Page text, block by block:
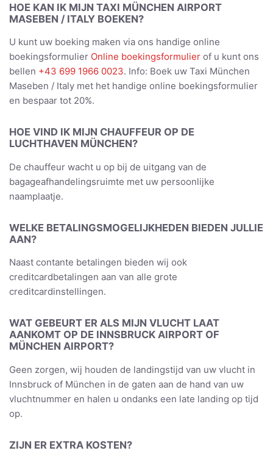
HOE KAN IK MIJN TAXI MÜNCHEN AIRPORT
MASEBEN / ITALY BOEKEN?
U kunt uw boeking maken via ons handige online
boekingsformulier Online boekingsformulier of u kunt ons
bellen +43 699 1966 0023. Info: Boek uw Taxi München
Maseben / Italy met het handige online boekingsformulier
en bespaar tot 20%.
HOE VIND IK MIJN CHAUFFEUR OP DE
LUCHTHAVEN MÜNCHEN?
De chauffeur wacht u op bij de uitgang van de
bagageafhandelingsruimte met uw persoonlijke
naamplaatje.
WELKE BETALINGSMOGELIJKHEDEN BIEDEN JULLIE
AAN?
Naast contante betalingen bieden wij ook
creditcardbetalingen aan van alle grote
creditcardinstellingen.
WAT GEBEURT ER ALS MIJN VLUCHT LAAT
AANKOMT OP DE INNSBRUCK AIRPORT OF
MÜNCHEN AIRPORT?
Geen zorgen, wij houden de landingstijd van uw vlucht in
Innsbruck of München in de gaten aan de hand van uw
vluchtnummer en halen u ondanks een late landing op tijd
op.
ZIJN ER EXTRA KOSTEN?